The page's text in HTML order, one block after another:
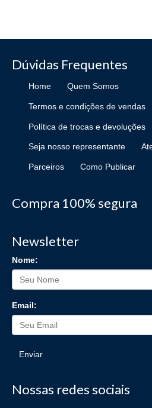
Dúvidas Frequentes
Home Quem Somos
Termos e condições de vendas
Política de trocas e devoluções
Seja nosso representante
Parceiros Como Publicar
Compra 100% segura
Newsletter
Nome:
Email:
Enviar
Nossas redes sociais